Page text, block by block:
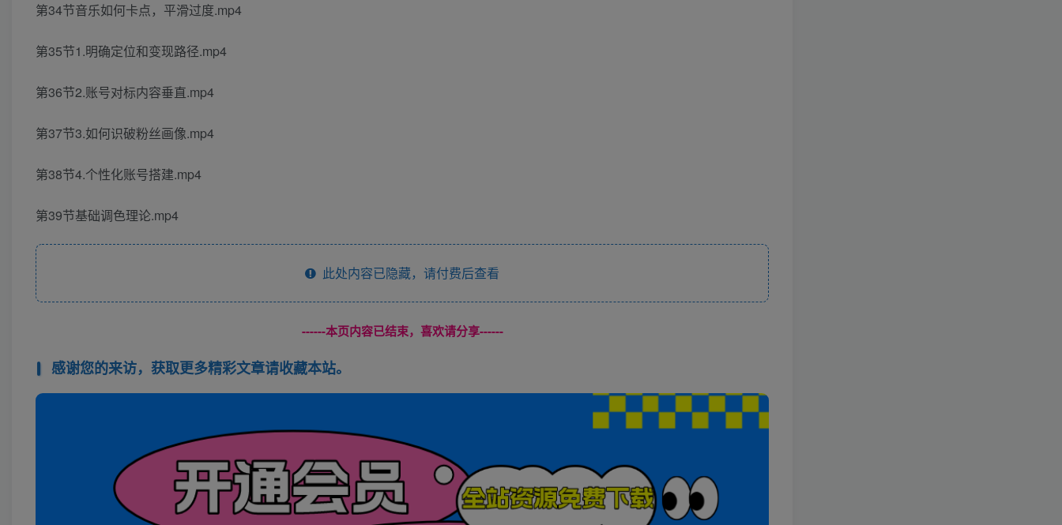
第34节音乐如何卡点，平滑过度.mp4
第35节1.明确定位和变现路径.mp4
第36节2.账号对标内容垂直.mp4
第37节3.如何识破粉丝画像.mp4
第38节4.个性化账号搭建.mp4
第39节基础调色理论.mp4
此处内容已隐藏，请付费后查看
------本页内容已结束，喜欢请分享------
感谢您的来访，获取更多精彩文章请收藏本站。